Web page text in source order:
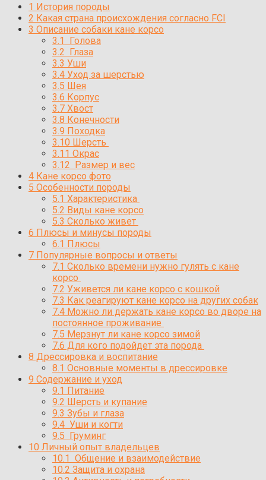
1 История породы
2 Какая страна происхождения согласно FCI
3 Описание собаки кане корсо
3.1 Голова
3.2 Глаза
3.3 Уши
3.4 Уход за шерстью
3.5 Шея
3.6 Корпус
3.7 Хвост
3.8 Конечности
3.9 Походка
3.10 Шерсть
3.11 Окрас
3.12 Размер и вес
4 Кане корсо фото
5 Особенности породы
5.1 Характеристика
5.2 Виды кане корсо
5.3 Сколько живет
6 Плюсы и минусы породы
6.1 Плюсы
7 Популярные вопросы и ответы
7.1 Сколько времени нужно гулять с кане
корсо
7.2 Уживется ли кане корсо с кошкой
7.3 Как реагируют кане корсо на других собак
7.4 Можно ли держать кане корсо во дворе на
постоянное проживание
7.5 Мерзнут ли кане корсо зимой
7.6 Для кого подойдет эта порода
8 Дрессировка и воспитание
8.1 Основные моменты в дрессировке
9 Содержание и уход
9.1 Питание
9.2 Шерсть и купание
9.3 Зубы и глаза
9.4 Уши и когти
9.5 Груминг
10 Личный опыт владельцев
10.1 Общение и взаимодействие
10.2 Защита и охрана